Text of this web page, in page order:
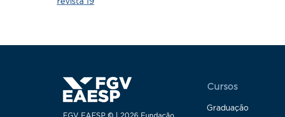
revista 19
Menu Rodapé 1
Cursos
Graduação